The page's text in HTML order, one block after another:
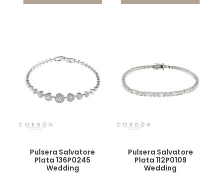
Pulsera Salvatore
Plata 136P0245
Wedding
Pulsera Salvatore
Plata 112P0109
Wedding